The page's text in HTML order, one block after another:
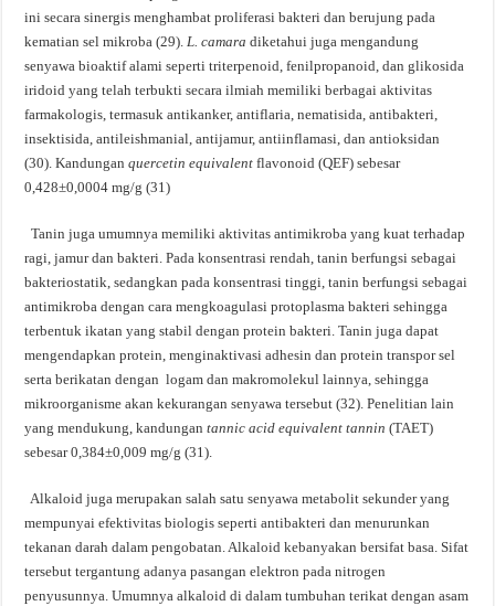
ini secara sinergis menghambat proliferasi bakteri dan berujung pada
kematian sel mikroba (29). L. camara diketahui juga mengandung
senyawa bioaktif alami seperti triterpenoid, fenilpropanoid, dan glikosida
iridoid yang telah terbukti secara ilmiah memiliki berbagai aktivitas
farmakologis, termasuk antikanker, antiflaria, nematisida, antibakteri,
insektisida, antileishmanial, antijamur, antiinflamasi, dan antioksidan
(30). Kandunganquercetin equivalent flavonoid (QEF) sebesar
0,428±0,0004 mg/g (31)
Tanin juga umumnya memiliki aktivitas antimikroba yang kuat terhadap
ragi, jamur dan bakteri. Pada konsentrasi rendah, tanin berfungsi sebagai
bakteriostatik, sedangkan pada konsentrasi tinggi, tanin berfungsi sebagai
antimikroba dengan cara mengkoagulasi protoplasma bakteri sehingga
terbentuk ikatan yang stabil dengan protein bakteri. Tanin juga dapat
mengendapkan protein, menginaktivasi adhesin dan protein transpor sel
serta berikatan dengan logam dan makromolekul lainnya, sehingga
mikroorganisme akan kekurangan senyawa tersebut (32). Penelitian lain
yang mendukung, kandungantannic acid equivalent tannin (TAET)
sebesar 0,384±0,009 mg/g (31).
Alkaloid juga merupakan salah satu senyawa metabolit sekunder yang
mempunyai efektivitas biologis seperti antibakteri dan menurunkan
tekanan darah dalam pengobatan. Alkaloid kebanyakan bersifat basa. Sifat
tersebut tergantung adanya pasangan elektron pada nitrogen
penyusunnya. Umumnya alkaloid di dalam tumbuhan terikat dengan asam